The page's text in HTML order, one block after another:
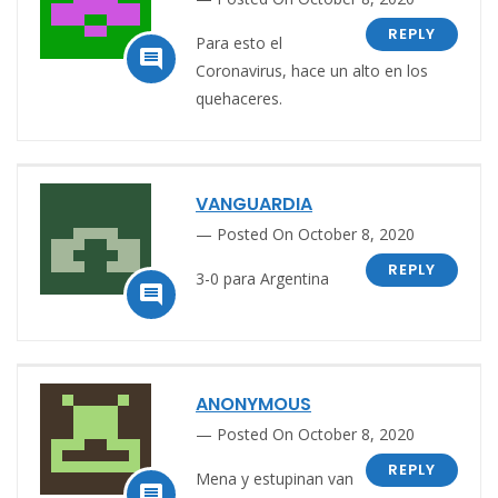

REPLY
Para esto el
Coronavirus, hace un alto en los
quehaceres.

VANGUARDIA
Posted On October 8, 2020
REPLY
3-0 para Argentina
ANONYMOUS
Posted On October 8, 2020
REPLY
Mena y estupinan van